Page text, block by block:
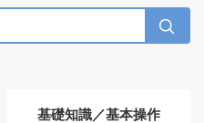
基礎知識／基本操作